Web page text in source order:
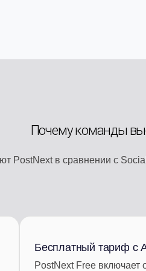
Почему команды
PostNext в сравнении с
Бесплатный тариф с
PostNext Free включает